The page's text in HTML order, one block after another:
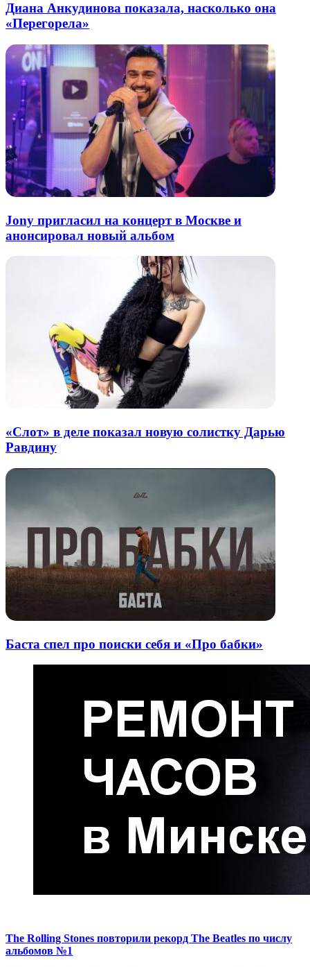
Диана Анкудинова показала, насколько она
«Перегорела»
Jony пригласил на концерт в Москве и
анонсировал новый альбом
«Слот» в деле показал новую солистку Дарью
Равдину
Баста спел про поиски себя и «Про бабки»
The Rolling Stones повторили рекорд The Beatles по числу
альбомов №1